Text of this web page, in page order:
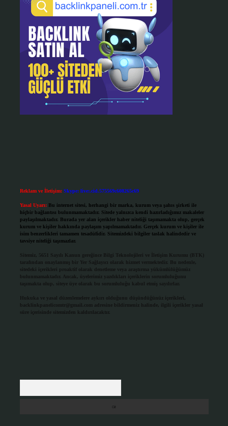
Reklam ve İletişim: Skype: live:.cid.575569c608265c69
Yasal Uyarı: Bu internet sitesi, herhangi bir marka, kurum veya şahıs şirketi ile
hiçbir bağlantısı bulunmamaktadır. Sitede yalnızca kendi hazırladığımız makaleler
paylaşılmaktadır. Burada yer alan içerikler haber niteliği taşımamakta olup, gerçek
kurum ve kişiler hakkında paylaşım yapılmamaktadır. Gerçek kurum ve kişiler ile
isim benzerlikleri tamamen tesadüfidir. Sitemizdeki bilgiler taslak halindedir ve
tavsiye niteliği taşımazlar.
Sitemiz, 5651 Sayılı Kanun gereğince Bilgi Teknolojileri ve İletişim Kurumu (BTK)
tarafından onaylanmış bir Yer Sağlayıcı olarak hizmet vermektedir. Bu nedenle,
sitedeki içerikleri proaktif olarak denetleme veya araştırma yükümlülüğümüz
bulunmamaktadır. Ancak, üyelerimiz yazdıkları içeriklerin sorumluluğunu
taşımakta olup, siteye üye olarak bu sorumluluğu kabul etmiş sayılırlar.
Hukuka ve yasal düzenlemelere aykırı olduğunu düşündüğünüz içerikleri,
backlinkpanelicomtr@gmail.com adresine bildirmeniz halinde, ilgili içerikler yasal
süre içerisinde sitemizden kaldırılacaktır.